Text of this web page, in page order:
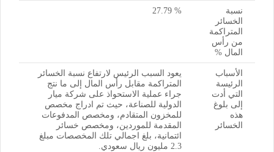
نسبة
الخسائر
المتراكمة
من رأس
المال %
% 27.79
الأسباب
الرئيسة
التي أدت
إلى بلوغ
هذه
الخسائر
يعود السبب الرئيس لارتفاع نسبة الخسائر
المتراكمة مقابل رأس المال إلى ما نتج
جراء عملية الاستحواذ على شركة ميار
الدولية للصناعة، حيث تم ادراج مخصص
للمخزون المتقادم، ومخصص المدفوعات
المقدمة للموردين، ومخصص خسائر
ائتمانية، بلغ اجمالي تلك المخصصات مبلغ
2.3 مليون ريال سعودي.